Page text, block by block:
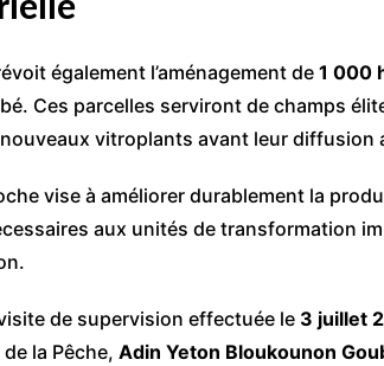
également l’aménagement de 1 000
Ces parcelles serviront de champs
vitroplants avant leur diffusion
vise à améliorer durablement la
aux unités de transformation
de supervision effectuée le 3 juillet
de la Pêche, Adin Yeton Bloukounon